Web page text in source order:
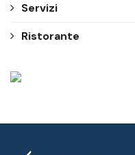
Servizi
Ristorante